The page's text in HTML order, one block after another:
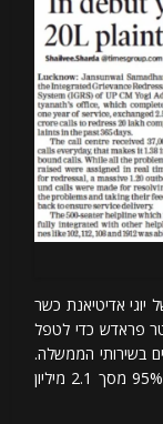
אדיטיאנת כשר
פראדש כדי לטפל
בשירותי הממשלה.
המוקד קיבל בממוצע 37,000 שיחות ביום, ופתר 95% מסך 2.1 מיליון